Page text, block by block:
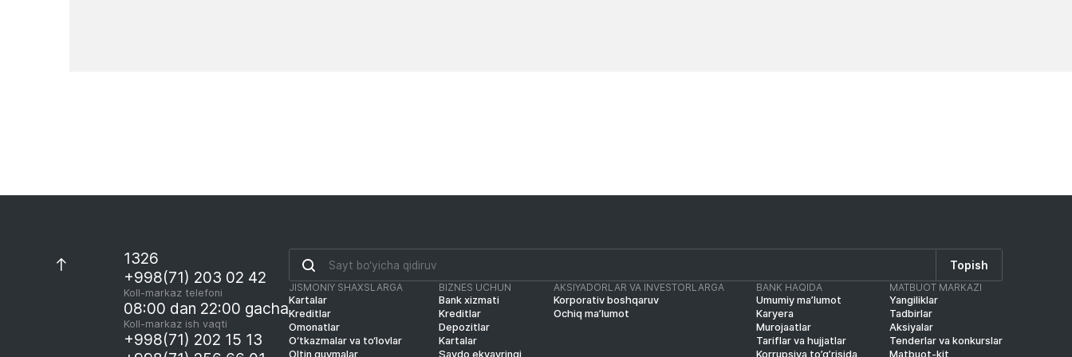
1326
+998(71) 203 02 42
Koll-markaz telefoni
08:00 dan 22:00 gacha
Koll-markaz ish vaqti
+998(71) 202 15 13
Topish
JISMONIY SHAXSLARGA
Kartalar
Kreditlar
Omonatlar
O‘tkazmalar va to‘lovlar
Oltin quymalar
BIZNES UCHUN
Bank xizmati
Kreditlar
Depozitlar
Kartalar
Savdo ekvayringi
AKSIYADORLAR VA INVESTORLARGA
Korporativ boshqaruv
Ochiq ma’lumot
BANK HAQIDA
Umumiy ma’lumot
Karyera
Murojaatlar
Tariflar va hujjatlar
Korrupsiya to’g’risida
MATBUOT MARKAZI
Yangiliklar
Tadbirlar
Aksiyalar
Tenderlar va konkurslar
Matbuot-kit